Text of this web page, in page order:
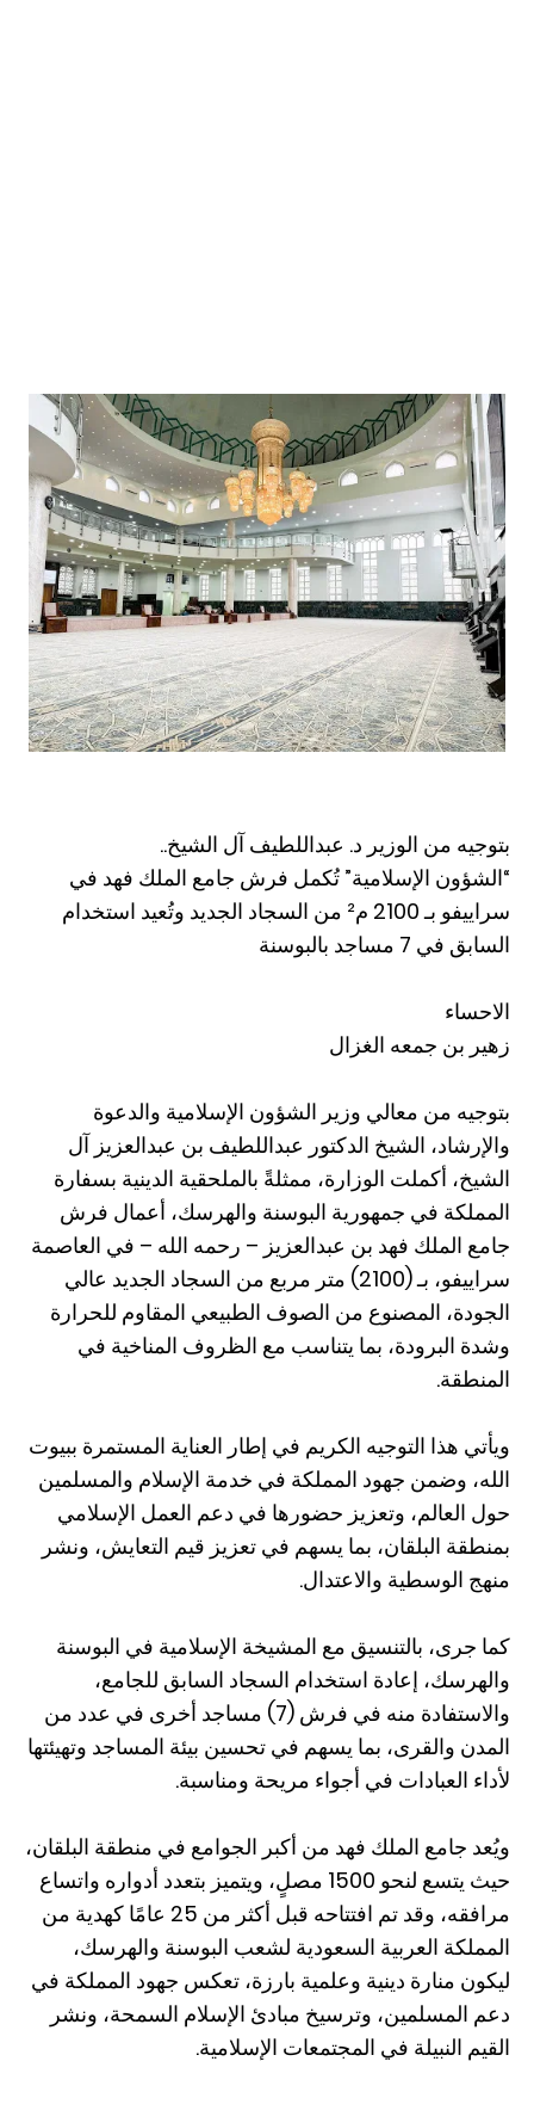
بتوجيه من الوزير د. عبداللطيف آل الشيخ..
“الشؤون الإسلامية” تُكمل فرش جامع الملك فهد في
سراييفو بـ 2100 م² من السجاد الجديد وتُعيد استخدام
السابق في 7 مساجد بالبوسنة
الاحساء
زهير بن جمعه الغزال
بتوجيه من معالي وزير الشؤون الإسلامية والدعوة
والإرشاد، الشيخ الدكتور عبداللطيف بن عبدالعزيز آل
الشيخ، أكملت الوزارة، ممثلةً بالملحقية الدينية بسفارة
المملكة في جمهورية البوسنة والهرسك، أعمال فرش
جامع الملك فهد بن عبدالعزيز – رحمه الله – في العاصمة
سراييفو، بـ (2100) متر مربع من السجاد الجديد عالي
الجودة، المصنوع من الصوف الطبيعي المقاوم للحرارة
وشدة البرودة، بما يتناسب مع الظروف المناخية في
المنطقة.
ويأتي هذا التوجيه الكريم في إطار العناية المستمرة ببيوت
الله، وضمن جهود المملكة في خدمة الإسلام والمسلمين
حول العالم، وتعزيز حضورها في دعم العمل الإسلامي
بمنطقة البلقان، بما يسهم في تعزيز قيم التعايش، ونشر
منهج الوسطية والاعتدال.
كما جرى، بالتنسيق مع المشيخة الإسلامية في البوسنة
والهرسك، إعادة استخدام السجاد السابق للجامع،
والاستفادة منه في فرش (7) مساجد أخرى في عدد من
المدن والقرى، بما يسهم في تحسين بيئة المساجد وتهيئتها
لأداء العبادات في أجواء مريحة ومناسبة.
ويُعد جامع الملك فهد من أكبر الجوامع في منطقة البلقان،
حيث يتسع لنحو 1500 مصلٍ، ويتميز بتعدد أدواره واتساع
مرافقه، وقد تم افتتاحه قبل أكثر من 25 عامًا كهدية من
المملكة العربية السعودية لشعب البوسنة والهرسك،
ليكون منارة دينية وعلمية بارزة، تعكس جهود المملكة في
دعم المسلمين، وترسيخ مبادئ الإسلام السمحة، ونشر
القيم النبيلة في المجتمعات الإسلامية.